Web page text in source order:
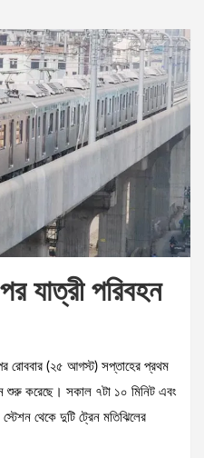
যাত্রী পরিবহন
রোববার (২৫ আগস্ট) সপ্তাহের প্রথম
শুরু করেছে। সকাল ৭টা ১০ মিনিট এবং
থেকে দুটি ট্রেন মতিঝিলের